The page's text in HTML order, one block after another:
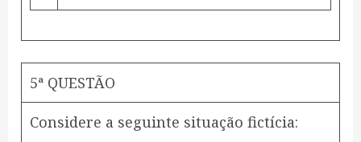
5ª QUESTÃO
Considere a seguinte situação fictícia: